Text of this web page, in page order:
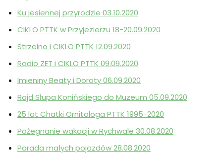
Ku jesiennej przyrodzie 03.10.2020
CIKLO PTTK w Przyjezierzu 18-20.09.2020
Strzelno i CIKLO PTTK 12.09.2020
Radio ZET i CIKLO PTTK 09.09.2020
Imieniny Beaty i Doroty 06.09.2020
Rajd Słupa Konińskiego do Muzeum 05.09.2020
25 lat Chatki Ornitologa PTTK 1995-2020
Pożegnanie wakacji w Rychwale 30.08.2020
Parada małych pojazdów 28.08.2020